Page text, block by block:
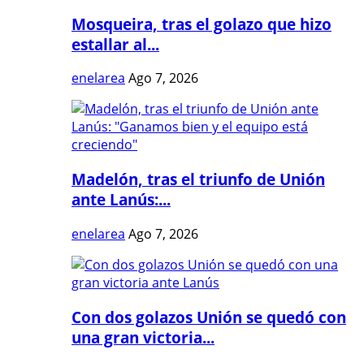
Mosqueira, tras el golazo que hizo
estallar al...
enelarea Ago 7, 2026
Madelón, tras el triunfo de Unión
ante Lanús:...
enelarea Ago 7, 2026
Con dos golazos Unión se quedó con
una gran victoria...